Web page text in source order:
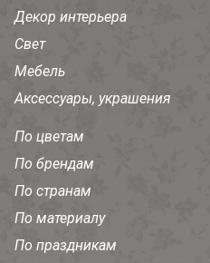
Декор интерьера
Свет
Мебель
Аксессуары, украшения
По цветам
По брендам
По странам
По материалу
По праздникам